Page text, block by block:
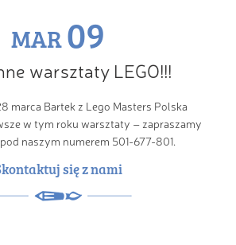
MAR09
warsztaty LEGO!!!
marca Bartek z Lego Masters Polska
w tym roku warsztaty – zapraszamy
naszym numerem 501-677-801.
się z nami